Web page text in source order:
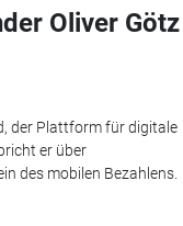
Oliver
der Plattform für digitale
er über
des mobilen Bezahlens.